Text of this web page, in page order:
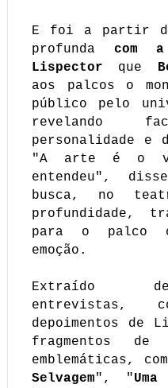
E foi a partir
profunda com
Lispector que
aos palcos o
público pelo
revelando
personalidade e
"A arte é o
entendeu",
busca, no
profundidade,
para o palco
emoção.
Extraído de
entrevistas,
depoimentos de
fragmentos
emblemáticas,
Selvagem", "